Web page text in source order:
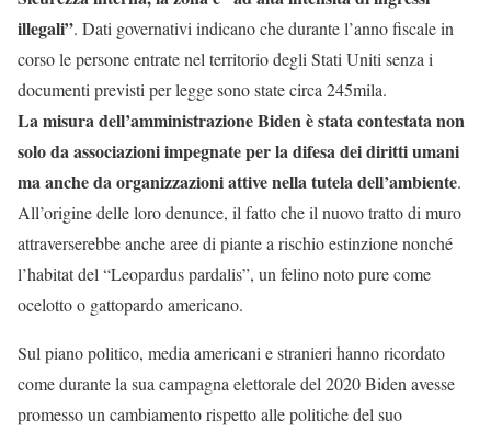
illegali”. Dati governativi indicano che durante l’anno fiscale in
corso le persone entrate nel territorio degli Stati Uniti senza i
documenti previsti per legge sono state circa 245mila.
La misura dell’amministrazione Biden è stata contestata non
solo da associazioni impegnate per la difesa dei diritti umani
ma anche da organizzazioni attive nella tutela dell’ambiente.
All’origine delle loro denunce, il fatto che il nuovo tratto di muro
attraverserebbe anche aree di piante a rischio estinzione nonché
l’habitat del “Leopardus pardalis”, un felino noto pure come
ocelotto o gattopardo americano.
Sul piano politico, media americani e stranieri hanno ricordato
come durante la sua campagna elettorale del 2020 Biden avesse
promesso un cambiamento rispetto alle politiche del suo